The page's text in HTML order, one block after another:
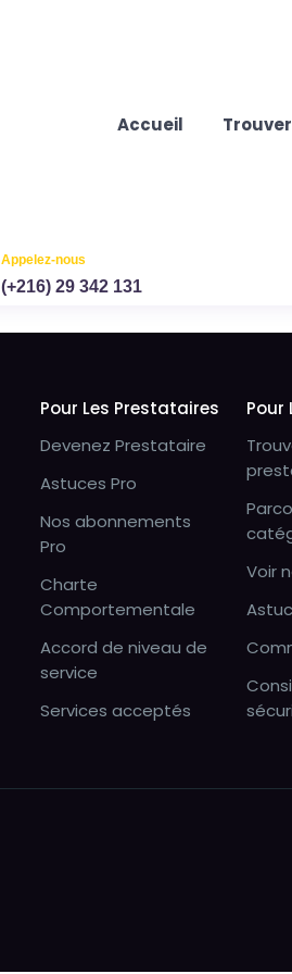
Accueil
Appelez-nous
(+216) 29 342 131
Pour Les Prestataires
Devenez Prestataire
Astuces Pro
Nos abonnements
Pro
Charte
Comportementale
Accord de niveau de
service
Services acceptés
Pour
Voir